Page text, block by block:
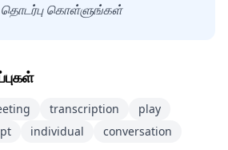
தொடர்பு கொள்ளுங்கள்
transcription
play
individual
conversation